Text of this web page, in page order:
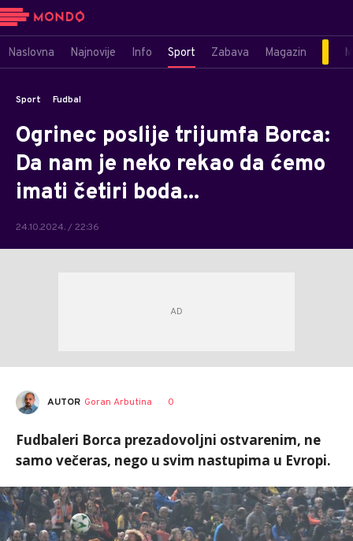
Naslovna Najnovije Info Sport Zabava Magazin
Sport Fudbal
Ogrinec poslije trijumfa Borca:
Da nam je neko rekao da ćemo
imati četiri boda...
24.10.2024. / 22:36
AUTOR Goran Arbutina 0
Fudbaleri Borca prezadovoljni ostvarenim, ne
samo večeras, nego u svim nastupima u Evropi.